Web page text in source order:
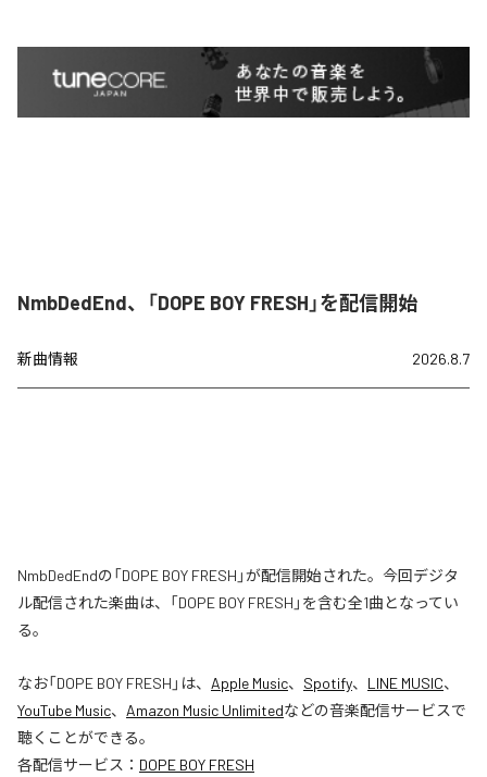
NmbDedEnd、「DOPE BOY FRESH」を配信開始
新曲情報 2026.8.7
NmbDedEndの「DOPE BOY FRESH」が配信開始された。今回デジタ
ル配信された楽曲は、「DOPE BOY FRESH」を含む全1曲となってい
る。
なお「DOPE BOY FRESH 」は、 Apple Music、 Spotify、 LINE MUSIC、
YouTube Music、 Amazon Music Unlimitedなどの音楽配信サービスで
聴くことができる。
各配信サービス： DOPE BOY FRESH